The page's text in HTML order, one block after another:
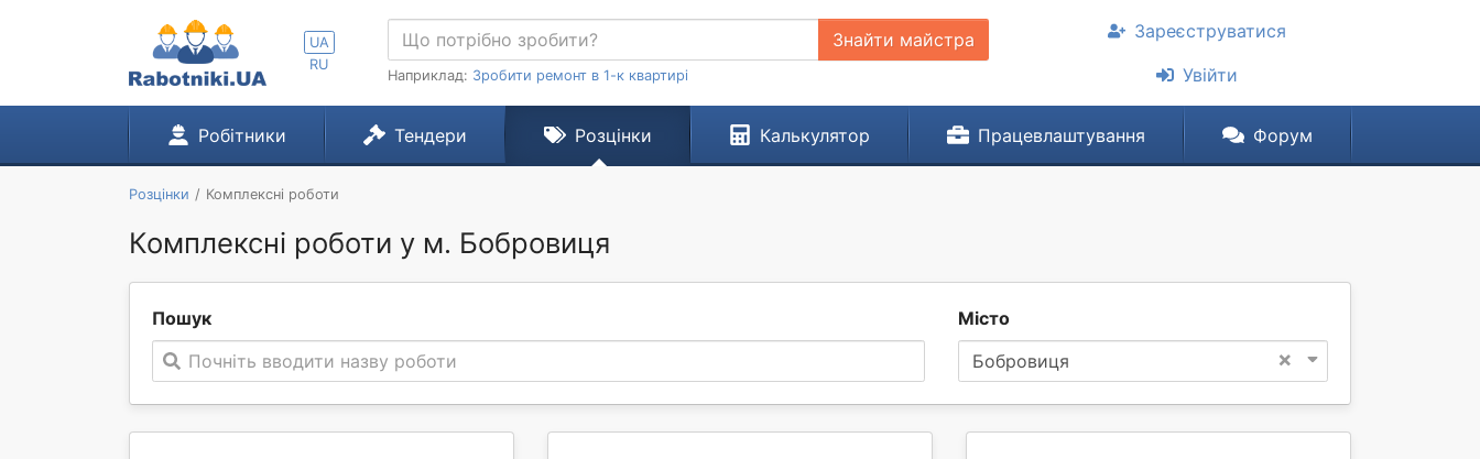
UA
RU
Знайти майстра
Наприклад: Зробити ремонт в 1-к квартирі
Зареєструватися
Увійти
Робітники Тендери Розцінки Калькулятор Працевлаштування Форум
Розцінки Комплексні роботи
Комплексні роботи у м. Бобровиця
Пошук
Почніть вводити назву роботи
Місто
×
Бобровиця